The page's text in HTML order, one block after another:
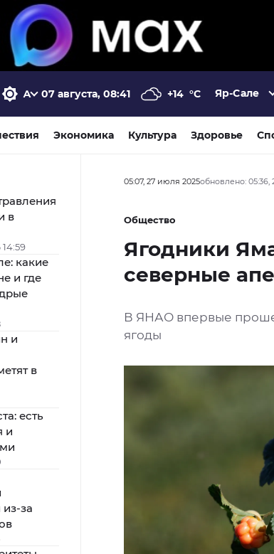
07 августа, 08:41 +14 °C Яр-Сале
Экономика Культура Здоровье
в
какие
и где
и
в
есть
и
за
05:07, 27 июля 2025обновлено: 05:36,
Общество
Ягодники
северные
В ЯНАО впервые
ягоды